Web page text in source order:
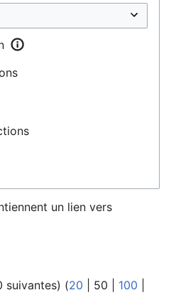
un lien vers
suivantes) (20 50 100